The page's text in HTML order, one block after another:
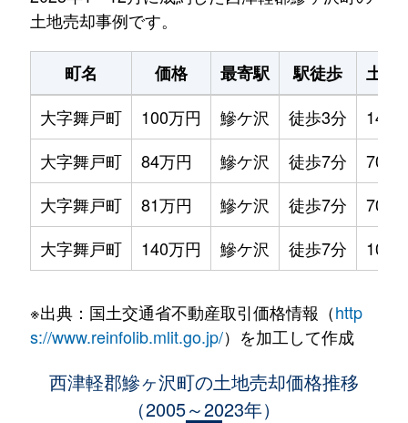
土地売却事例です。
町名 価格 最寄駅 駅徒歩
土地
大字舞戸町
100万円 鰺ケ沢 徒歩3分
大字舞戸町
84万円 鰺ケ沢 徒歩7分
70m²
大字舞戸町
81万円 鰺ケ沢 徒歩7分
70m²
大字舞戸町
140万円 鰺ケ沢 徒歩7分
※出典：国土交通省不動産取引価格情報（http
s://www.reinfolib.mlit.go.jp/）を加工して作成
西津軽郡鰺ヶ沢町の土地売却価格推移
（2005～2023年）